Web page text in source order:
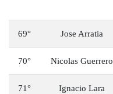
69° Jose Arratia
70° Nicolas Guerrero
71° Ignacio Lara